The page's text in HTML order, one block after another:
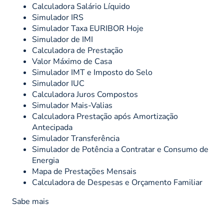
Calculadora Salário Líquido
Simulador IRS
Simulador Taxa EURIBOR Hoje
Simulador de IMI
Calculadora de Prestação
Valor Máximo de Casa
Simulador IMT e Imposto do Selo
Simulador IUC
Calculadora Juros Compostos
Simulador Mais-Valias
Calculadora Prestação após Amortização
Antecipada
Simulador Transferência
Simulador de Potência a Contratar e Consumo de
Energia
Mapa de Prestações Mensais
Calculadora de Despesas e Orçamento Familiar
Sabe mais